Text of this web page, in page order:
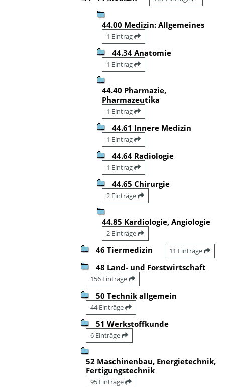
44.00 Medizin: Allgemeines
1 Eintrag
44.34 Anatomie
1 Eintrag
44.40 Pharmazie,
Pharmazeutika
1 Eintrag
44.61 Innere Medizin
1 Eintrag
44.64 Radiologie
1 Eintrag
44.65 Chirurgie
2 Einträge
44.85 Kardiologie, Angiologie
2 Einträge
46 Tiermedizin 11 Einträge
48 Land- und Forstwirtschaft
156 Einträge
50 Technik allgemein
44 Einträge
51 Werkstoffkunde
6 Einträge
52 Maschinenbau, Energietechnik,
Fertigungstechnik
95 Einträge